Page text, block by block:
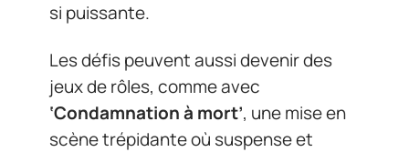
si puissante.
Les défis peuvent aussi devenir des
jeux de rôles, comme avec
‘Condamnation à mort’, une mise en
scène trépidante où suspense et